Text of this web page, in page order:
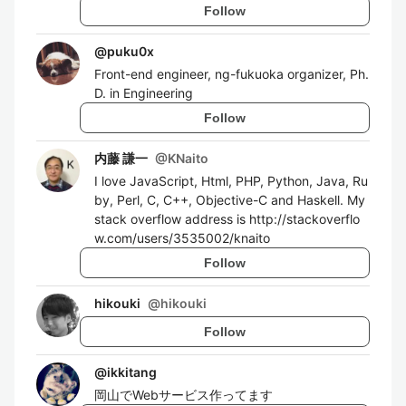
Follow
@puku0x
Front-end engineer, ng-fukuoka organizer, Ph.
D. in Engineering
Follow
内藤 謙一 @KNaito
I love JavaScript, Html, PHP, Python, Java, Ru
by, Perl, C, C++, Objective-C and Haskell. My
stack overflow address is http://stackoverflo
w.com/users/3535002/knaito
Follow
hikouki @hikouki
Follow
@ikkitang
岡山でWebサービス作ってます